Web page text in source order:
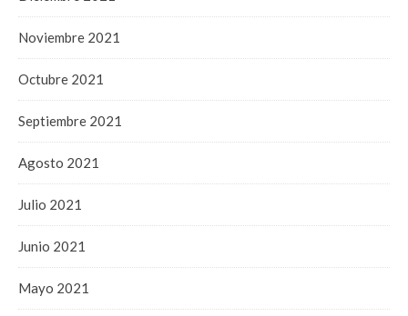
Noviembre 2021
Octubre 2021
Septiembre 2021
Agosto 2021
Julio 2021
Junio 2021
Mayo 2021